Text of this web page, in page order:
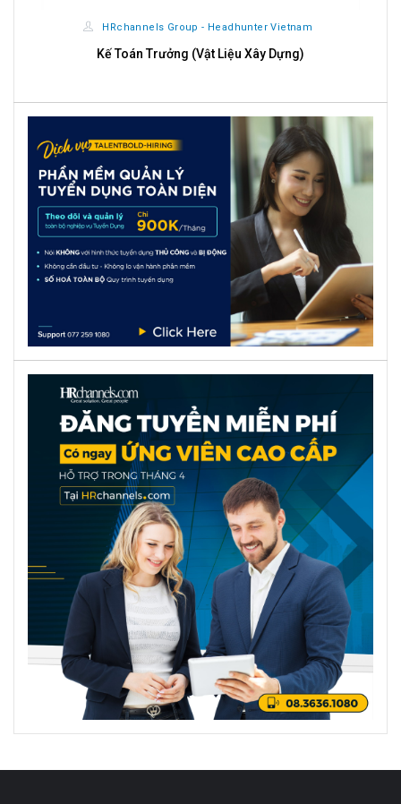
HRchannels Group - Headhunter Vietnam
Kế Toán Trưởng (Vật Liệu Xây Dựng)